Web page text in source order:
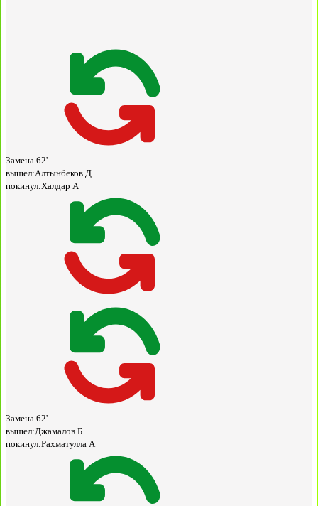
Замена 62'
вышел:Алтынбеков Д
покинул:Халдар А
Замена 62'
вышел:Джамалов Б
покинул:Рахматулла А